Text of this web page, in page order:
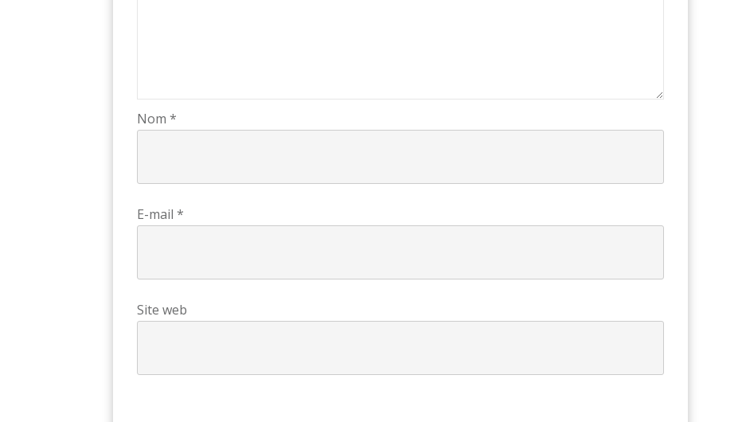
Nom *
E-mail *
Site web